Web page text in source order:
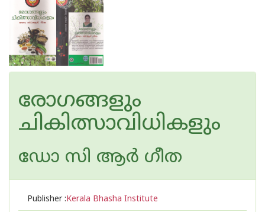
രോഗങ്ങളും
ചികിത്സാവിധികളും
ഡോ സി ആര്‍ ഗീത
Publisher :Kerala Bhasha Institute